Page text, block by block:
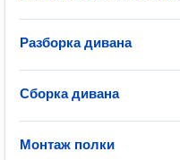
Разборка дивана
Сборка дивана
Монтаж полки